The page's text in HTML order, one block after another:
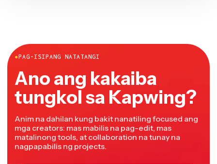
●PAG-ISIPANG NATATANGI
Ano ang kakaiba
tungkol sa Kapwing?
Anim na dahilan kung bakit nanatiling focused ang
mga creators: mas mabilis na pag-edit, mas
matalinong tools, at collaboration na tunay na
nagpapabilis ng projects.